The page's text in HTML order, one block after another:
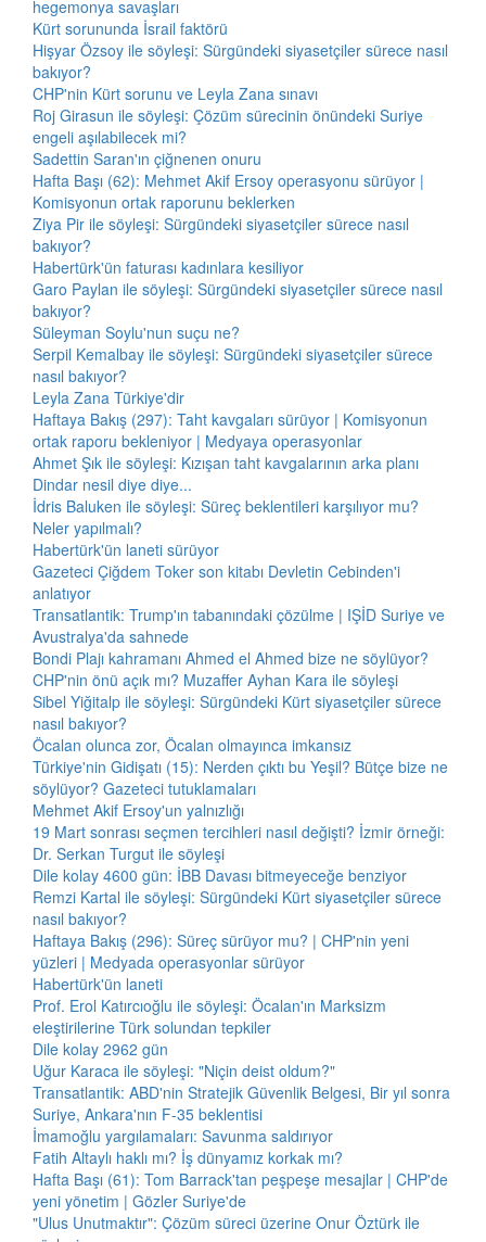
hegemonya savaşları
Kürt sorununda İsrail faktörü
Hişyar Özsoy ile söyleşi: Sürgündeki siyasetçiler sürece nasıl
bakıyor?
CHP'nin Kürt sorunu ve Leyla Zana sınavı
Roj Girasun ile söyleşi: Çözüm sürecinin önündeki Suriye
engeli aşılabilecek mi?
Sadettin Saran'ın çiğnenen onuru
Hafta Başı (62): Mehmet Akif Ersoy operasyonu sürüyor |
Komisyonun ortak raporunu beklerken
Ziya Pir ile söyleşi: Sürgündeki siyasetçiler sürece nasıl
bakıyor?
Habertürk'ün faturası kadınlara kesiliyor
Garo Paylan ile söyleşi: Sürgündeki siyasetçiler sürece nasıl
bakıyor?
Süleyman Soylu'nun suçu ne?
Serpil Kemalbay ile söyleşi: Sürgündeki siyasetçiler sürece
nasıl bakıyor?
Leyla Zana Türkiye'dir
Haftaya Bakış (297): Taht kavgaları sürüyor | Komisyonun
ortak raporu bekleniyor | Medyaya operasyonlar
Ahmet Şık ile söyleşi: Kızışan taht kavgalarının arka planı
Dindar nesil diye diye...
İdris Baluken ile söyleşi: Süreç beklentileri karşılıyor mu?
Neler yapılmalı?
Habertürk'ün laneti sürüyor
Gazeteci Çiğdem Toker son kitabı Devletin Cebinden'i
anlatıyor
Transatlantik: Trump'ın tabanındaki çözülme | IŞİD Suriye ve
Avustralya'da sahnede
Bondi Plajı kahramanı Ahmed el Ahmed bize ne söylüyor?
CHP'nin önü açık mı? Muzaffer Ayhan Kara ile söyleşi
Sibel Yiğitalp ile söyleşi: Sürgündeki Kürt siyasetçiler sürece
nasıl bakıyor?
Öcalan olunca zor, Öcalan olmayınca imkansız
Türkiye'nin Gidişatı (15): Nerden çıktı bu Yeşil? Bütçe bize ne
söylüyor? Gazeteci tutuklamaları
Mehmet Akif Ersoy'un yalnızlığı
19 Mart sonrası seçmen tercihleri nasıl değişti? İzmir örneği:
Dr. Serkan Turgut ile söyleşi
Dile kolay 4600 gün: İBB Davası bitmeyeceğe benziyor
Remzi Kartal ile söyleşi: Sürgündeki Kürt siyasetçiler sürece
nasıl bakıyor?
Haftaya Bakış (296): Süreç sürüyor mu? | CHP'nin yeni
yüzleri | Medyada operasyonlar sürüyor
Habertürk'ün laneti
Prof. Erol Katırcıoğlu ile söyleşi: Öcalan'ın Marksizm
eleştirilerine Türk solundan tepkiler
Dile kolay 2962 gün
Uğur Karaca ile söyleşi: "Niçin deist oldum?"
Transatlantik: ABD'nin Stratejik Güvenlik Belgesi, Bir yıl sonra
Suriye, Ankara'nın F-35 beklentisi
İmamoğlu yargılamaları: Savunma saldırıyor
Fatih Altaylı haklı mı? İş dünyamız korkak mı?
Hafta Başı (61): Tom Barrack'tan peşpeşe mesajlar | CHP'de
yeni yönetim | Gözler Suriye'de
"Ulus Unutmaktır": Çözüm süreci üzerine Onur Öztürk ile